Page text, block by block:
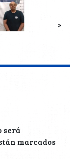
>
será
marcados